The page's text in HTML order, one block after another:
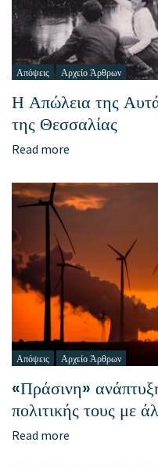
Απόψεις Αρχείο Άρθρων
Η Απώλεια της
της Θεσσαλίας
Read more
Απόψεις Αρχείο Άρθρων
«Πράσινη»
πολιτικής τους με
Read more